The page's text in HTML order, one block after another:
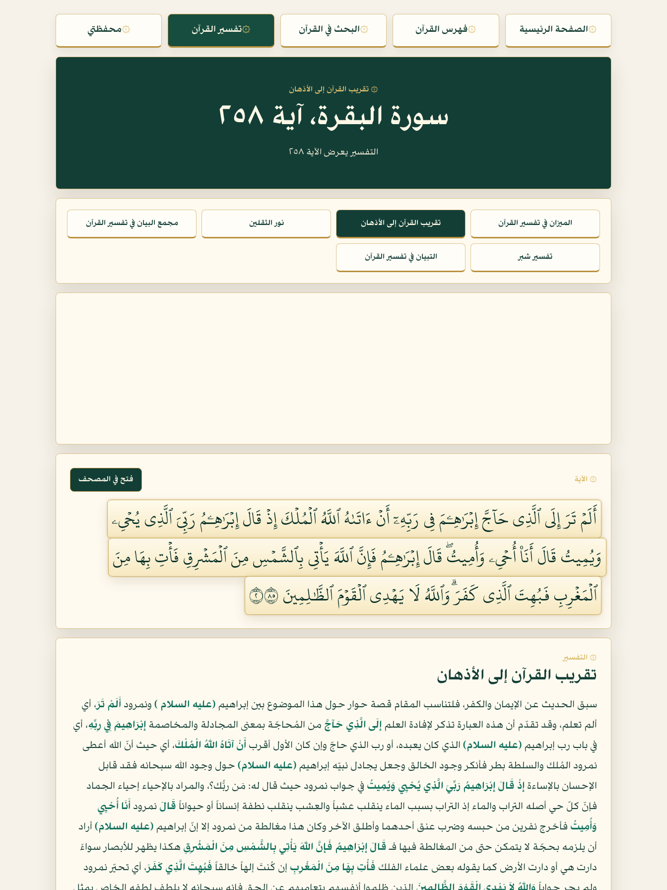
۞الصفحة الرئيسية ۞فهرس القرآن ۞البحث في القرآن ۞تفسير القرآن ۞محفظتي
۞ تقريب القرآن إلى الأذهان
سورة البقرة، آية ٢٥٨
التفسير يعرض الآية ٢٥٨
الميزان في تفسير القرآن تقريب القرآن إلى الأذهان نور الثقلين مجمع البيان في تفسير القرآن
تفسير شبر التبيان في تفسير القرآن
۞ الآية فتح في المصحف
أَلَمۡ تَرَ إِلَى ٱلَّذِي حَآجَّ إِبۡرَٰهِـۧمَ فِي رَبِّهِۦٓ أَنۡ ءَاتَىٰهُ ٱللَّهُ ٱلۡمُلۡكَ إِذۡ قَالَ إِبۡرَٰهِـۧمُ رَبِّيَ ٱلَّذِي يُحۡيِۦ
وَيُمِيتُ قَالَ أَنَا۠ أُحۡيِۦ وَأُمِيتُۖ قَالَ إِبۡرَٰهِـۧمُ فَإِنَّ ٱللَّهَ يَأۡتِي بِٱلشَّمۡسِ مِنَ ٱلۡمَشۡرِقِ فَأۡتِ بِهَا مِنَ
ٱلۡمَغۡرِبِ فَبُهِتَ ٱلَّذِي كَفَرَۗ وَٱللَّهُ لَا يَهۡدِي ٱلۡقَوۡمَ ٱلظَّٰلِمِينَ ٢٥٨
۞ التفسير
تقريب القرآن إلى الأذهان
سبق الحديث عن الإيمان والكفر، فلتناسب المقام قصة حوار حول هذا الموضوع بين إبراهيم (عليه السلام ) ونمرود أَلَمْ تَرَ، أي
ألم تعلم، وقد تقدّم أن هذه العبارة تذكر لإفادة العلم إِلَى الَّذِي حَآجَّ من المُحاجّة بمعنى المجادلة والمخاصمة إِبْرَاهِيمَ فِي رِبِّهِ، أي
في باب رب إبراهيم (عليه السلام) الذي كان يعبده، أو رب الذي حاجّ وإن كان الأول أقرب أَنْ آتَاهُ اللّهُ الْمُلْكَ، أي حيث أنّ الله أعطى
نمرود المُلك والسلطة بطر فأنكر وجود الخالق وجعل يجادل نبيّه إبراهيم (عليه السلام) حول وجود الله سبحانه فقد قابل
الإحسان بالإساءة إِذْ قَالَ إِبْرَاهِيمُ رَبِّيَ الَّذِي يُحْيِي وَيُمِيتُ في جواب نمرود حيث قال له: مَن ربُّك؟، والمراد بالإحياء إحياء الجماد
فإنّ كلّ حي أصله التراب والماء إذ التراب بسبب الماء ينقلب عشباً والعِشب ينقلب نطفة إنساناً أو حيواناً قَالَ نمرود أَنَا أُحْيِي
وَأُمِيتُ فأخرج نفرين من حبسه وضرب عنق أحدهما وأطلق الآخر وكان هذا مغالطة من نمرود إلا إنّ إبراهيم (عليه السلام) أراد
أن يلزمه بحجّة لا يتمكن حتى من المغالطة فيها فـقَالَ إِبْرَاهِيمُ فَإِنَّ اللّهَ يَأْتِي بِالشَّمْسِ مِنَ الْمَشْرِقِ هكذا يظهر للأبصار سواءً
دارت هي أو دارت الأرض كما يقوله بعض علماء الفلك فَأْتِ بِهَا مِنَ الْمَغْرِبِ إن كُنتَ إلهاً خالقاً فَبُهِتَ الَّذِي كَفَرَ، أي تحيّر نمرود